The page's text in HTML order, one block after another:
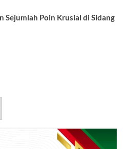
Sejumlah Poin Krusial di Sidang